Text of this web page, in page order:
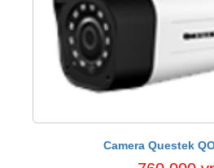
Camera Questek